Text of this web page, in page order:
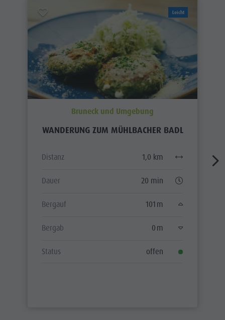
Leicht
Bruneck und Umgebung
WANDERUNG ZUM MÜHLBACHER BADL
Distanz 1,0 km
Dauer 20 min
Bergauf 101 m
Bergab 0 m
Status offen